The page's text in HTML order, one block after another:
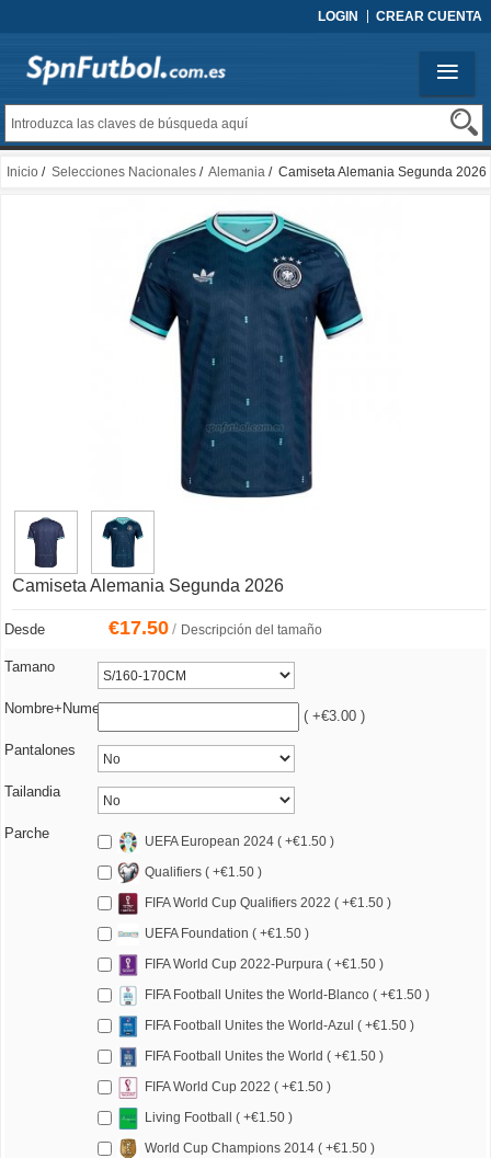
LOGIN CREAR CUENTA
Inicio / Selecciones Nacionales / Alemania / Camiseta Alemania Segunda 2026
Camiseta Alemania Segunda 2026
Desde €17.50/ Descripción del tamaño
Tamano
Nombre+Numero ( +€3.00 )
Pantalones
Tailandia
Parche
UEFA European 2024 ( +€1.50 )
Qualifiers ( +€1.50 )
FIFA World Cup Qualifiers 2022 ( +€1.50 )
UEFA Foundation ( +€1.50 )
FIFA World Cup 2022-Purpura ( +€1.50 )
FIFA Football Unites the World-Blanco ( +€1.50 )
FIFA Football Unites the World-Azul ( +€1.50 )
FIFA Football Unites the World ( +€1.50 )
FIFA World Cup 2022 ( +€1.50 )
Living Football ( +€1.50 )
World Cup Champions 2014 ( +€1.50 )